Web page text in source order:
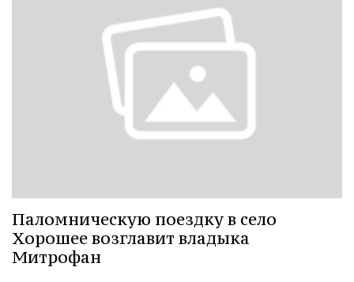
Паломническую поездку в село
Хорошее возглавит владыка
Митрофан